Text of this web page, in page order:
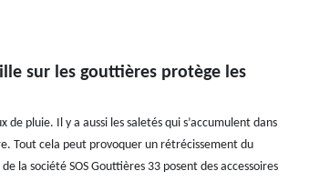
sur les gouttières protège les
de pluie. Il y a aussi les saletés qui s’accumulent dans
Tout cela peut provoquer un rétrécissement du
la société SOS Gouttières 33 posent des accessoires